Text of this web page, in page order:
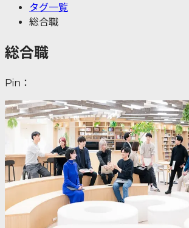
タグ一覧
総合職
総合職
Pin：